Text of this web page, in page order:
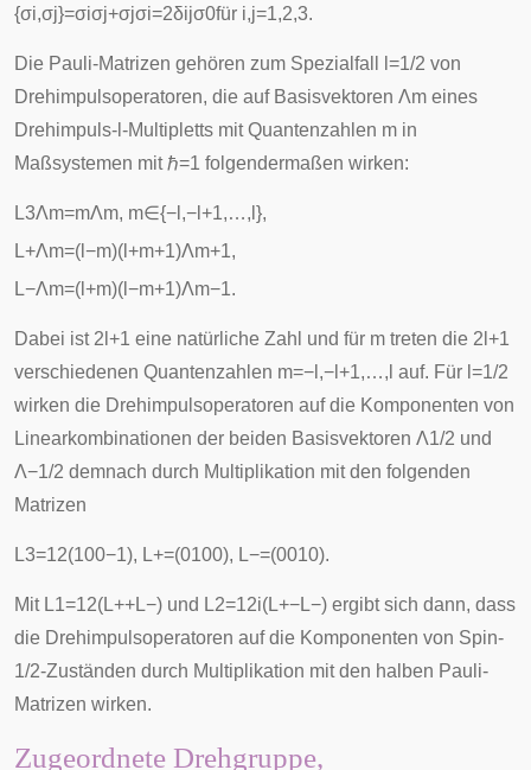
{σi,σj}=σiσj+σjσi=2δijσ0für i,j=1,2,3.
Die Pauli-Matrizen gehören zum Spezialfall =1/2 von
Drehimpulsoperatoren, die auf Basisvektoren Λm eines
Drehimpuls- -Multipletts mit Quantenzahlen m in
Maßsystemen mitℏ=1 folgendermaßen wirken:
L3Λm=mΛm, m∈{− ,− +1,…, },
L+Λm=( −m)( +m+1)Λm+1,
L−Λm=( +m)( −m+1)Λm−1.
Dabei ist 2 +1 eine natürliche Zahl und für m treten die 2 +1
verschiedenen Quantenzahlen m=− ,− +1,…, auf. Für =1/2
wirken die Drehimpulsoperatoren auf die Komponenten von
Linearkombinationen der beiden Basisvektoren Λ1/2 und
Λ−1/2 demnach durch Multiplikation mit den folgenden
Matrizen
L3=12(100−1), L+=(0100), L−=(0010).
Mit L1=12(L++L−) und L2=12i(L+−L−) ergibt sich dann, dass
die Drehimpulsoperatoren auf die Komponenten von Spin-
1/2-Zuständen durch Multiplikation mit den halben Pauli-
Matrizen wirken.
Zugeordnete Drehgruppe,